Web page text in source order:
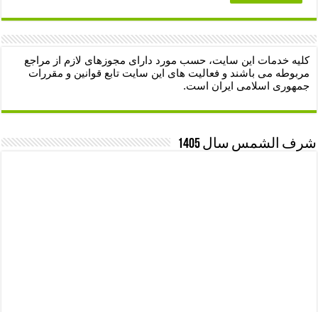
کلیه خدمات این سایت، حسب مورد دارای مجوزهای لازم از مراجع
مربوطه می باشند و فعالیت های این سایت تابع قوانین و مقررات
جمهوری اسلامی ایران است.
شرف الشمس سال 1405